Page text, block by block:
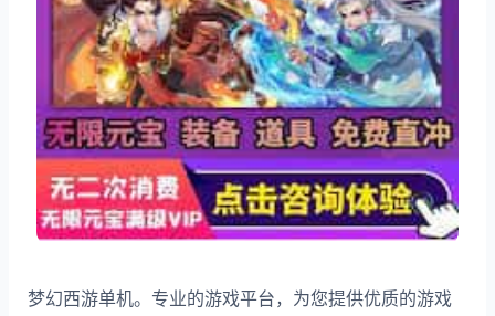
梦幻西游单机。专业的游戏平台，为您提供优质的游戏